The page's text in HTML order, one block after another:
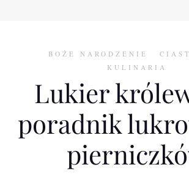
BOŻE NARODZENIE
KULINARIA
Lukier
poradnik